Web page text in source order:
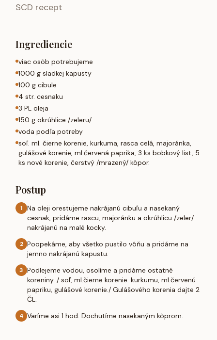
SCD recept
Ingrediencie
viac osôb potrebujeme
1000 g sladkej kapusty
100 g cibule
4 str. cesnaku
3 PL oleja
150 g okrúhlice /zeleru/
voda podľa potreby
soľ. ml. čierne korenie, kurkuma, rasca celá, majoránka,
gulášové korenie, ml.červená paprika, 3 ks bobkový list, 5
ks nové korenie, čerstvý /mrazený/ kôpor.
Postup
1
Na oleji orestujeme nakrájanú cibuľu a nasekaný
cesnak, pridáme rascu, majoránku a okrúhlicu /zeler/
nakrájanú na malé kocky.
2 Poopekáme, aby všetko pustilo vôňu a pridáme na
jemno nakrájanú kapustu.
3 Podlejeme vodou, osolíme a pridáme ostatné
koreniny. / soľ, ml.čierne korenie. kurkumu, ml.červenú
papriku, gulášové korenie./ Gulášového korenia dajte 2
ČL.
4 Varíme asi 1 hod. Dochutíme nasekaným kôprom.